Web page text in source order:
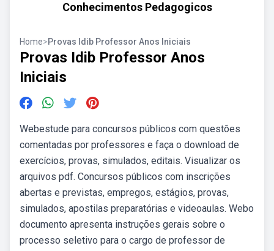
Conhecimentos Pedagogicos
Home>Provas Idib Professor Anos Iniciais
Provas Idib Professor Anos
Iniciais
Webestude para concursos públicos com questões
comentadas por professores e faça o download de
exercícios, provas, simulados, editais. Visualizar os
arquivos pdf. Concursos públicos com inscrições
abertas e previstas, empregos, estágios, provas,
simulados, apostilas preparatórias e videoaulas. Webo
documento apresenta instruções gerais sobre o
processo seletivo para o cargo de professor de